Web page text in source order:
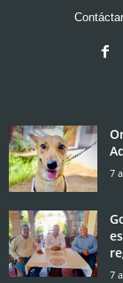
7
7